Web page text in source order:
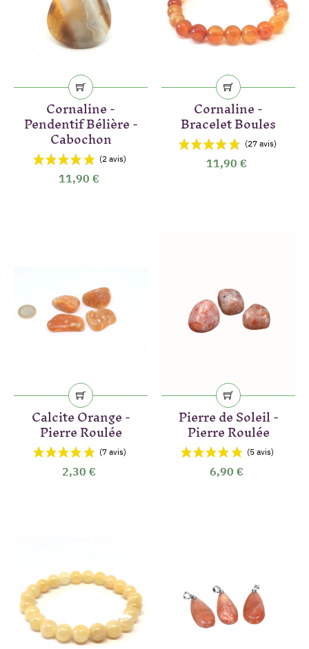
(2 avis)
Cornaline -
Pendentif Bélière -
Cabochon
11,90 €
Cornaline -
Bracelet Boules
11,90 €
Calcite Orange -
Pierre Roulée
2,30 €
Pierre de Soleil -
Pierre Roulée
6,90 €